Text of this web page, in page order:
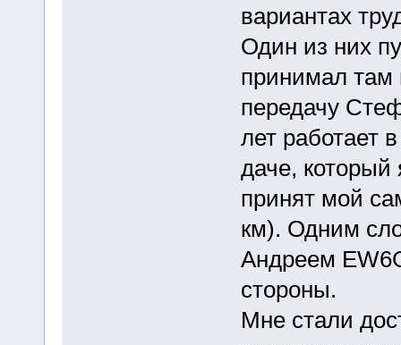
вариантах
Один из них
принимал там
передачу
лет работает
даче,
принят мой
км). Одним
Андреем
стороны.
Мне стали